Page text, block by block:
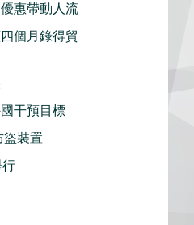
惠帶動人流
個月錄得貿
干預目標
盜裝置
行